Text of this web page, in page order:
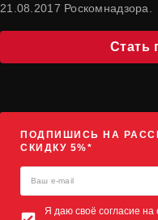
21.08.2017 Роскомнадзора.
Стать
ПОДПИШИСЬ НА
СКИДКУ 5%*
Я даю своё согласие